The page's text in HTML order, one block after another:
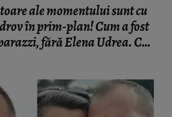
ale momentului sunt cu
în prim-plan! Cum a fost
fără Elena Udrea. Cu